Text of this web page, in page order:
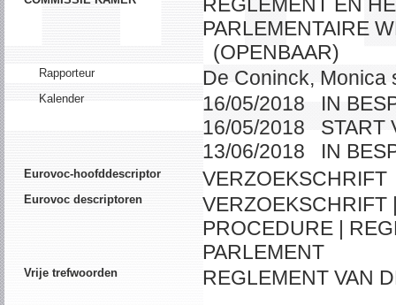
PARLEMENTAIRE
(OPENBAAR)
Rapporteur De Coninck, Monica
Kalender
16/05/2018 IN
16/05/2018 START
13/06/2018 IN
Eurovoc-hoofddescriptor VERZOEKSCHRIFT
Eurovoc descriptoren
VERZOEKSCHRIFT
PROCEDURE |
PARLEMENT
Vrije trefwoorden REGLEMENT VAN